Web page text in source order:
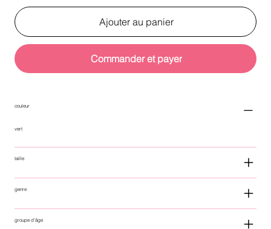
Ajouter au panier
Commander et payer
couleur
vert
taille
genre
groupe d'âge